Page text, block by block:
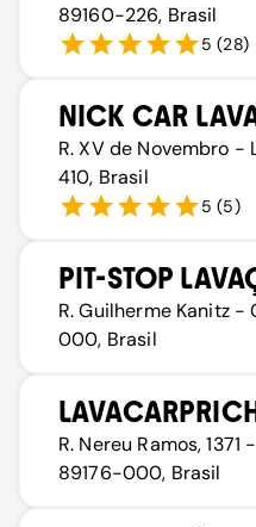
89160-226, Brasil
5 (28)
NICK CAR
R. XV de Novembro -
410, Brasil
5 (5)
PIT-STOP
R. Guilherme Kanitz
000, Brasil
R. Nereu Ramos,
89176-000, Brasil